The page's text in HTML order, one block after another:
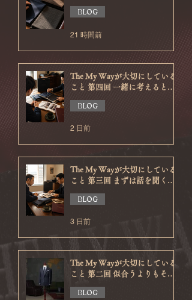
BLOG
21 時間前
The My Wayが大切にしている
こと 第四回 一緒に考えるとい
BLOG
2 日前
The My Wayが大切にしている
こと 第三回 まずは話を聞くこ
BLOG
3 日前
The My Wayが大切にしている
こと 第二回 似合うよりもその
BLOG